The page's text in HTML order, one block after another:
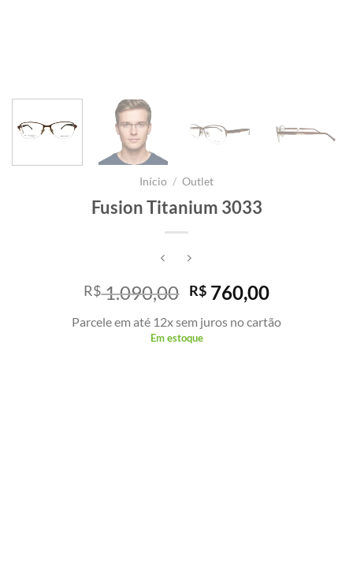
Início / Outlet
Fusion Titanium 3033
R$1.090,00 O
original
era:
R$760,00O
atual
Parcele em até 12x sem juros no cartão
Em estoque